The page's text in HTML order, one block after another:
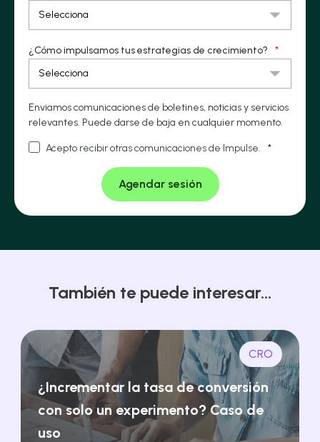
¿Cómo impulsamos tus estrategias de crecimiento? *
Enviamos comunicaciones de boletines, noticias y servicios
relevantes. Puede darse de baja en cualquier momento.
Acepto recibir otras comunicaciones de Impulse. *
También te puede interesar...
CRO
¿Incrementar la tasa de conversión
con solo un experimento? Caso de
uso